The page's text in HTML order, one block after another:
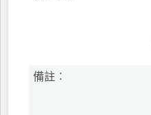
備註︰